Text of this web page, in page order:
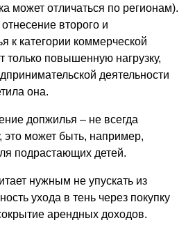
может отличаться по регионам).
второго и
к категории коммерческой
только повышенную нагрузку,
деятельности
она.
допжилья – не всегда
это может быть, например,
подрастающих детей.
нужным не упускать из
ухода в тень через покупку
арендных доходов.